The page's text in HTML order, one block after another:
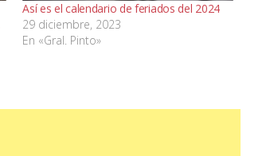
Así es el calendario de feriados del 2024
29 diciembre, 2023
En «Gral. Pinto»